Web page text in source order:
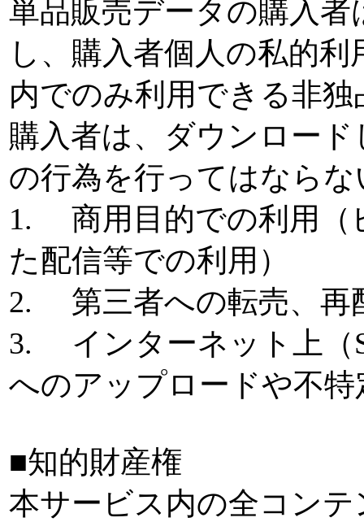
単品販売データの購入
し、購入者個人の私的
内でのみ利用できる非
購入者は、ダウンロー
の行為を行ってはなら
1. 商用目的での利用（
た配信等での利用）
2. 第三者への転売、再
3. インターネット上（
へのアップロードや不
■知的財産権
本サービス内の全コン